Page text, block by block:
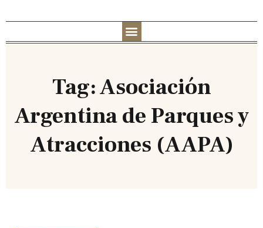
Tag: Asociación
Argentina de Parques y
Atracciones (AAPA)